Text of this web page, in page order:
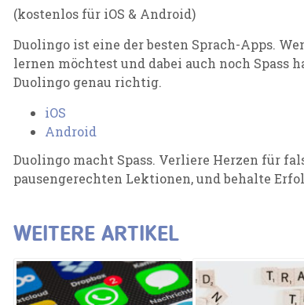
(kostenlos für iOS & Android)
Duolingo ist eine der besten Sprach-Apps.
lernen möchtest und dabei auch noch Spass
Duolingo genau richtig.
iOS
Android
Duolingo macht Spass. Verliere Herzen für
pausengerechten Lektionen, und behalte
WEITERE ARTIKEL